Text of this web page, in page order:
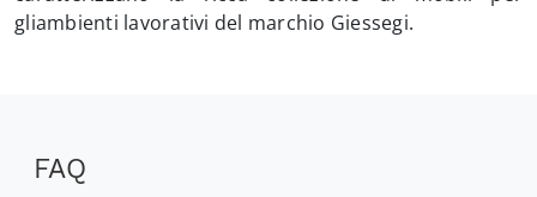
gliambienti lavorativi del marchio Giessegi.
FAQ